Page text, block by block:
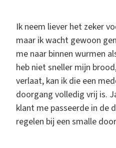
Ik neem liever het zeker
maar ik wacht gewoon
me naar binnen wurmen
heb niet sneller mijn
verlaat, kan ik die een
doorgang volledig vrij is.
klant me passeerde in de
regelen bij een smalle